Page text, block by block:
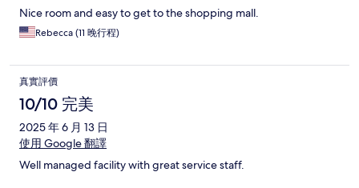
Nice room and easy to get to the shopping mall.
Rebecca (11 晚行程)
真實評價
10/10 完美
2025 年 6 月 13 日
使用 Google 翻譯
Well managed facility with great service staff.